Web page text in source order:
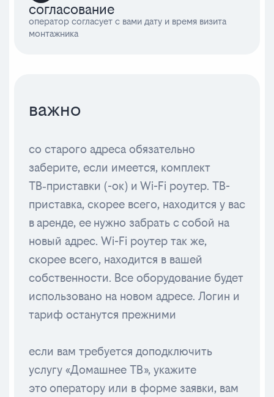
согласование
оператор согласует с вами дату и время визита
монтажника
важно
со старого адреса обязательно
заберите, если имеется, комплект
ТВ‑приставки (-ок) и Wi-Fi роутер. ТВ-
приставка, скорее всего, находится у вас
в аренде, ее нужно забрать с собой на
новый адрес. Wi-Fi роутер так же,
скорее всего, находится в вашей
собственности. Все оборудование будет
использовано на новом адресе. Логин и
тариф останутся прежними
если вам требуется доподключить
услугу «Домашнее ТВ», укажите
это оператору или в форме заявки, вам